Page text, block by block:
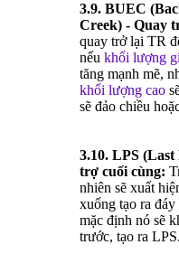
3.9. BUEC
Creek) - Quay
quay trở lại TR
nếu khối lượng
tăng mạnh mẽ,
khối lượng cao
sẽ đảo chiều
3.10. LPS
trợ cuối cùng:
nhiên sẽ xuất
xuống tạo ra
mặc định nó sẽ
trước, tạo ra LPS.